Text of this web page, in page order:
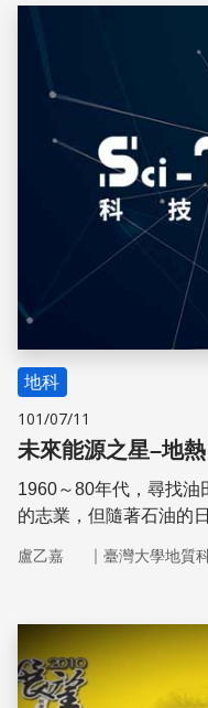
地科
101/07/11
未來能源之星–地熱
1960～80年代，尋找油
的志業，但隨著石油的
們腳底下的「地熱」。
盧乙嘉 ｜ 臺灣大學地質